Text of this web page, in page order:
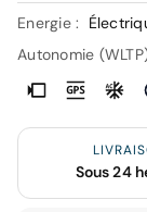
Energie :
Autonomie
Sous 24